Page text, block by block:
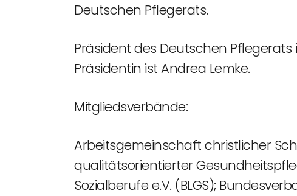
Deutschen Pflegerats.
Präsident des Deutschen Pflegerats
Präsidentin ist Andrea Lemke.
Mitgliedsverbände:
Arbeitsgemeinschaft christlicher
qualitätsorientierter
Sozialberufe e.V. (BLGS);